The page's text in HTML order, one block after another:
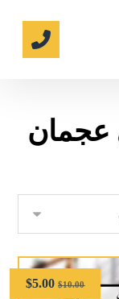
عجمان
$10.00
$5.00